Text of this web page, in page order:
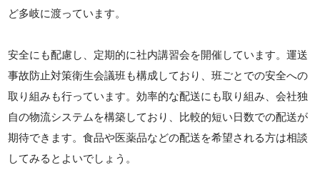
ど多岐に渡っています。
安全にも配慮し、定期的に社内講習会を開催しています。運送
事故防止対策衛生会議班も構成しており、班ごとでの安全への
取り組みも行っています。効率的な配送にも取り組み、会社独
自の物流システムを構築しており、比較的短い日数での配送が
期待できます。食品や医薬品などの配送を希望される方は相談
してみるとよいでしょう。